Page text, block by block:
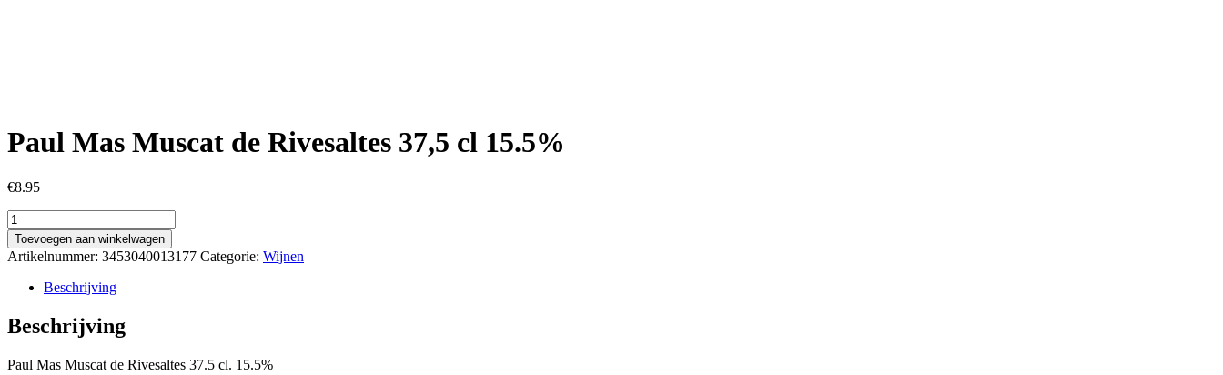
Paul Mas Muscat de Rivesaltes 37,5 cl 15.5%
€8.95
Paul
Mas
Muscat
de
Rivesaltes
cl
15.5%
Toevoegen aan winkelwagen
Artikelnummer: 3453040013177 Categorie: Wijnen
Beschrijving
Beschrijving
Paul Mas Muscat de Rivesaltes 37.5 cl. 15.5%